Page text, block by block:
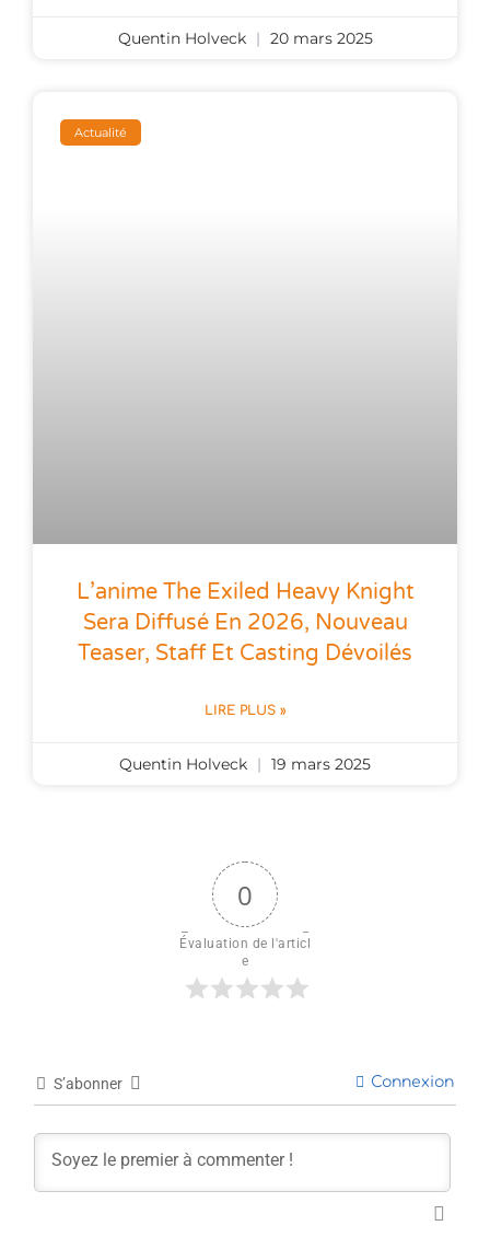
Quentin Holveck 20 mars 2025
Actualité
L’anime The Exiled Heavy Knight
Sera Diffusé En 2026, Nouveau
Teaser, Staff Et Casting Dévoilés
LIRE PLUS »
Quentin Holveck 19 mars 2025
0
Évaluation de l'articl
e
S’abonner Connexion